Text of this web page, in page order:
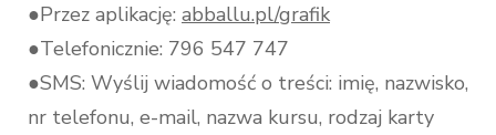
●Przez aplikację: abballu.pl/grafik
●Telefonicznie: 796 547 747
●SMS: Wyślij wiadomość o treści: imię, nazwisko,
nr telefonu, e-mail, nazwa kursu, rodzaj karty